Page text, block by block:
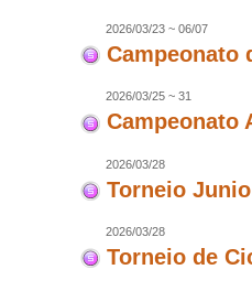
2026/03/23 ~ 06/07
Campeonato
2026/03/25 ~ 31
Campeonato
2026/03/28
Torneio
2026/03/28
Torneio de